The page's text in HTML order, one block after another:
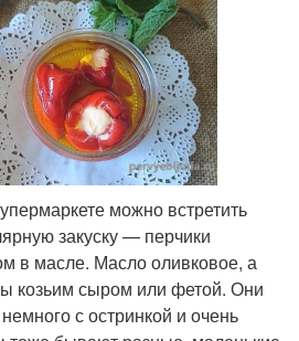
можно встретить
закуску — перчики
в масле. Масло оливковое, а
козьим сыром или фетой. Они
с остринкой и очень